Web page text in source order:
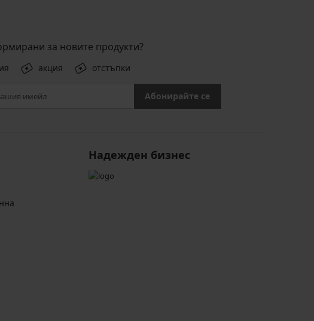
за новите продукти?
акция отстъпки
Абонирайте се
Надежден бизнес